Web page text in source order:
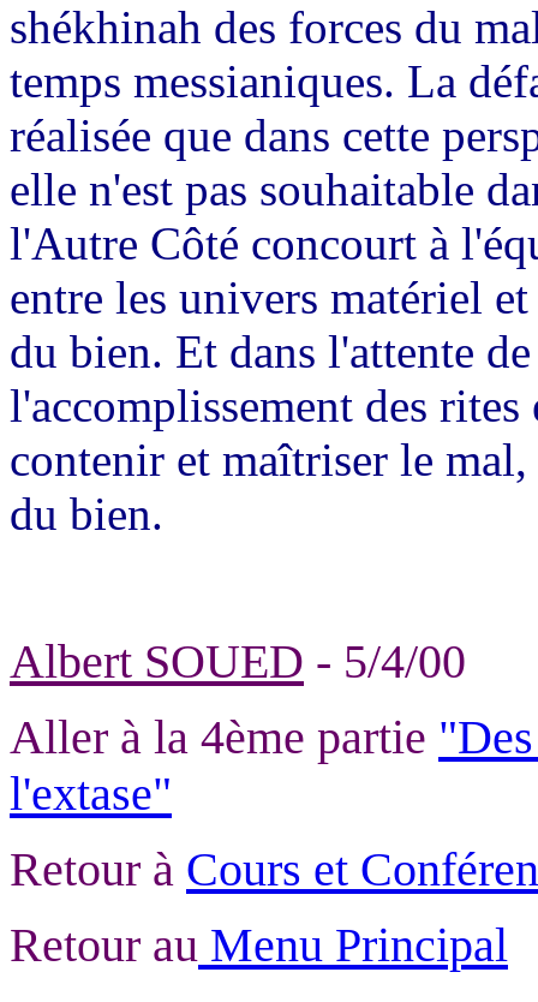
shékhinah des forces du
temps messianiques. La
réalisée que dans cette
elle n'est pas souhaitable
l'Autre Côté concourt à
entre les univers matériel
du bien. Et dans l'attente
l'accomplissement des
contenir et maîtriser le mal,
du bien.
Albert SOUED - 5/4/00
Aller à la 4ème partie
l'extase"
Retour à Cours et
Retour au Menu Principal